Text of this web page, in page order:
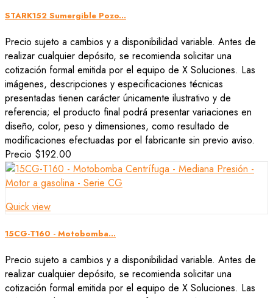
STARK152 Sumergible Pozo...
Precio sujeto a cambios y a disponibilidad variable. Antes de
realizar cualquier depósito, se recomienda solicitar una
cotización formal emitida por el equipo de X Soluciones. Las
imágenes, descripciones y especificaciones técnicas
presentadas tienen carácter únicamente ilustrativo y de
referencia; el producto final podrá presentar variaciones en
diseño, color, peso y dimensiones, como resultado de
modificaciones efectuadas por el fabricante sin previo aviso.
Precio $192.00
Quick view
15CG-T160 - Motobomba...
Precio sujeto a cambios y a disponibilidad variable. Antes de
realizar cualquier depósito, se recomienda solicitar una
cotización formal emitida por el equipo de X Soluciones. Las